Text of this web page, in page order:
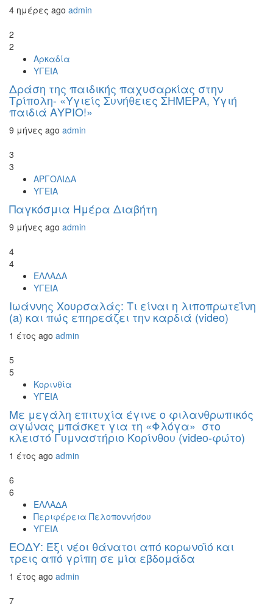
4 ημέρες ago admin
2
2
Αρκαδία
ΥΓΕΙΑ
Δράση της παιδικής παχυσαρκίας στην
Τρίπολη- «Υγιείς Συνήθειες ΣΗΜΕΡΑ, Υγιή
παιδιά ΑΥΡΙΟ!»
9 μήνες ago admin
3
3
ΑΡΓΟΛΙΔΑ
ΥΓΕΙΑ
Παγκόσμια Ημέρα Διαβήτη
9 μήνες ago admin
4
4
ΕΛΛΑΔΑ
ΥΓΕΙΑ
Ιωάννης Χουρσαλάς: Τι είναι η λιποπρωτεΐνη
(a) και πώς επηρεάζει την καρδιά (video)
1 έτος ago admin
5
5
Κορινθία
ΥΓΕΙΑ
Με μεγάλη επιτυχία έγινε ο φιλανθρωπικός
αγώνας μπάσκετ για τη «Φλόγα» στο
κλειστό Γυμναστήριο Κορίνθου (video-φώτο)
1 έτος ago admin
6
6
ΕΛΛΑΔΑ
Περιφέρεια Πελοποννήσου
ΥΓΕΙΑ
ΕΟΔΥ: Έξι νέοι θάνατοι από κορωνοϊό και
τρεις από γρίπη σε μία εβδομάδα
1 έτος ago admin
7